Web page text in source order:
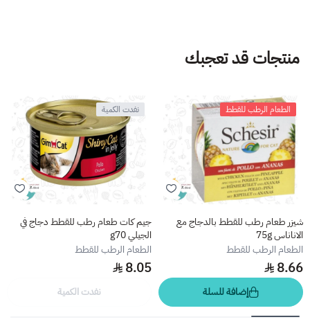
منتجات قد تعجبك
الطعام الرطب للقطط
شيزر طعام رطب للقطط بالدجاج مع
الاناناس 75g
الطعام الرطب للقطط
8.66
إضافة للسلة
نفدت الكمية
جيم كات طعام رطب للقطط دجاج في
الجيلي g70
الطعام الرطب للقطط
8.05
نفدت الكمية